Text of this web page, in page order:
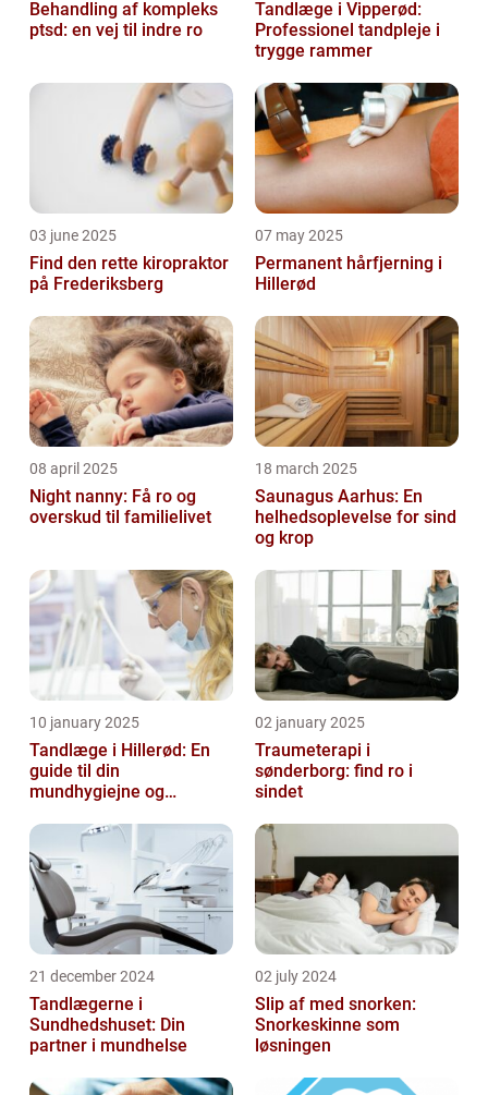
Behandling af kompleks
ptsd: en vej til indre ro
Tandlæge i Vipperød:
Professionel tandpleje i
trygge rammer
03 june 2025
Find den rette kiropraktor
på Frederiksberg
07 may 2025
Permanent hårfjerning i
Hillerød
08 april 2025
Night nanny: Få ro og
overskud til familielivet
18 march 2025
Saunagus Aarhus: En
helhedsoplevelse for sind
og krop
10 january 2025
Tandlæge i Hillerød: En
guide til din
mundhygiejne og
02 january 2025
Traumeterapi i
sønderborg: find ro i
sindet
21 december 2024
Tandlægerne i
Sundhedshuset: Din
partner i mundhelse
02 july 2024
Slip af med snorken:
Snorkeskinne som
løsningen